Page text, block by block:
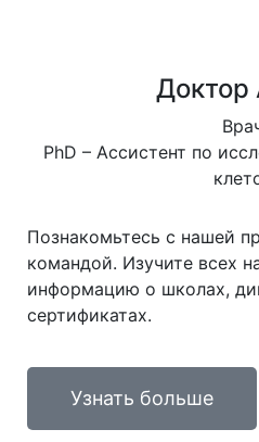
Доктор
PhD – Ассистент по
Познакомьтесь с нашей
командой. Изучите всех
информацию о школах,
сертификатах.
Узнать больше